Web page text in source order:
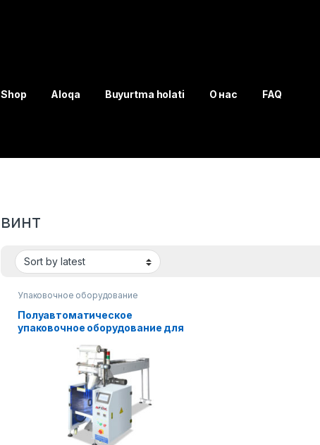
Shop Aloqa Buyurtma holati О нас FAQ
винт
Упаковочное оборудование
Полуавтоматическое
упаковочное оборудование для
металлических деталей